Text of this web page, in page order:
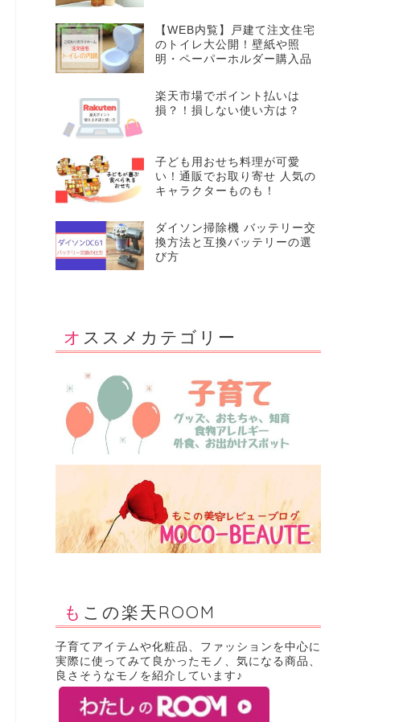
【WEB内覧】戸建て注文住宅
のトイレ大公開！壁紙や照
明・ペーパーホルダー購入品
楽天市場でポイント払いは
損？！損しない使い方は？
子ども用おせち料理が可愛
い！通販でお取り寄せ 人気の
キャラクターものも！
ダイソン掃除機 バッテリー交
換方法と互換バッテリーの選
び方
オススメカテゴリー
もこの楽天ROOM
子育てアイテムや化粧品、ファッションを中心に
実際に使ってみて良かったモノ、気になる商品、
良さそうなモノを紹介しています♪